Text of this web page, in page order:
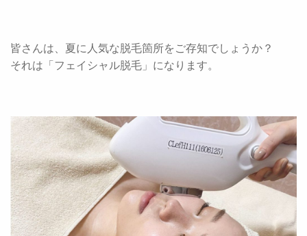
皆さんは、夏に人気な脱毛箇所をご存知でしょうか？
それは「フェイシャル脱毛」になります。